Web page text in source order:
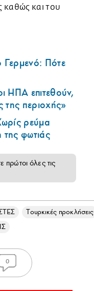
καθώς και του
Γερμενό: Πότε
ΗΠΑ επιτεθούν,
της περιοχής»
ρεύμα
της φωτιάς
πρώτοι όλες τις
Τουρκικές προκλήσεις
0